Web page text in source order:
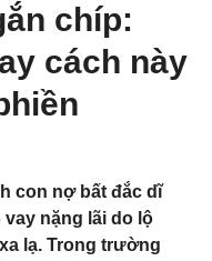
chíp:
cách này
con nợ bất đắc dĩ
nặng lãi do lộ
lạ. Trong trường